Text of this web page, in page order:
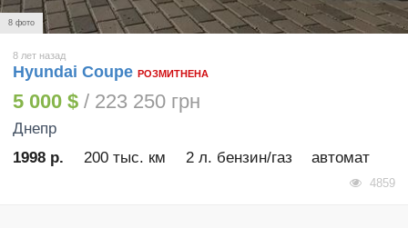
8 фото
8 лет назад
Hyundai Coupe РОЗМИТНЕНА
5 000 $ / 223 250 грн
Днепр
1998 р.
200 тыс. км 2 л. бензин/газ автомат
4859